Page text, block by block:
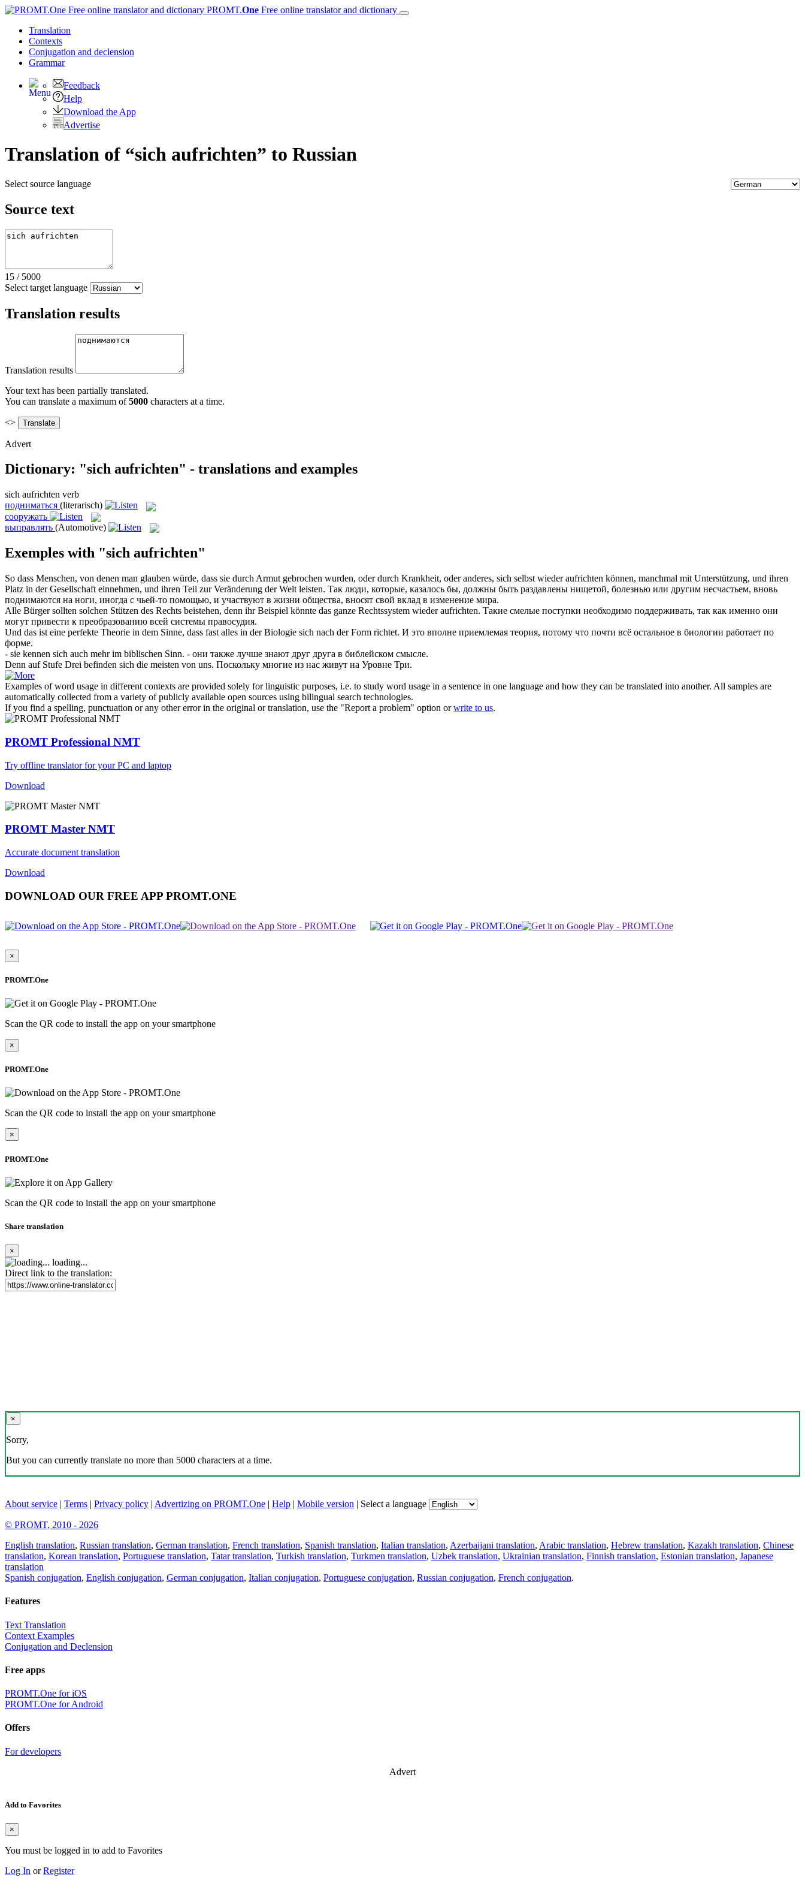
PROMT.One Free online translator and dictionary
Translation
Contexts
Conjugation and declension
Grammar
Feedback
Help
Download the App
Advertise
Translation of “sich aufrichten” to Russian
Select source language
Source text
15 / 5000
Select target language
Translation results
Translation results
Your text has been partially translated.
You can translate a maximum of5000 characters at a time.
<>
Advert
Dictionary: "sich aufrichten" - translations and examples
sich aufrichten verb
подниматься (literarisch)
сооружать
выправлять (Automotive)
Exemples with "sich aufrichten"
So dass Menschen, von denen man glauben würde, dass sie durch Armut gebrochen wurden, oder durch Krankheit, oder anderes, sich selbst wiederaufrichten können, manchmal mit Unterstützung, und ihren
Platz in der Gesellschaft einnehmen, und ihren Teil zur Veränderung der Welt leisten. Так люди, которые, казалось бы, должны быть раздавлены нищетой, болезнью или другим несчастьем, вновь
поднимаются на ноги, иногда с чьей-то помощью, и участвуют в жизни общества, вносят свой вклад в изменение мира.
Alle Bürger sollten solchen Stützen des Rechts beistehen, denn ihr Beispiel könnte das ganze Rechtssystem wiederaufrichten. Такие смелые поступки необходимо поддерживать, так как именно они
могут привести к преобразованию всей системы правосудия.
Und das ist eine perfekte Theorie in dem Sinne, dass fast alles in der Biologie sich nach der Form richtet. И это вполне приемлемая теория, потому что почти всё остальное в биологии работает по
форме.
- sie kennen sich auch mehr im biblischen Sinn. - они также лучше знают друг друга в библейском смысле.
Denn auf Stufe Drei befinden sich die meisten von uns. Поскольку многие из нас живут на Уровне Три.
Examples of word usage in different contexts are provided solely for linguistic purposes, i.e. to study word usage in a sentence in one language and how they can be translated into another. All samples are
automatically collected from a variety of publicly available open sources using bilingual search technologies.
If you find a spelling, punctuation or any other error in the original or translation, use the "Report a problem" option orwrite to us.
PROMT Professional NMT
Try offline translator for your PC and laptop
Download
PROMT Master NMT
Accurate document translation
Download
DOWNLOAD OUR FREE APP PROMT.ONE
×
PROMT.One
Scan the QR code to install the app on your smartphone
×
PROMT.One
Scan the QR code to install the app on your smartphone
×
PROMT.One
Scan the QR code to install the app on your smartphone
Share translation
×
loading...
Direct link to the translation:
×
Sorry,
But you can currently translate no more than 5000 characters at a time.
About service | Terms | Privacy policy | Advertizing on PROMT.One | Help | Mobile version | Select a language
© PROMT, 2010 - 2026
English translation, Russian translation, German translation, French translation, Spanish translation, Italian translation, Azerbaijani translation, Arabic translation, Hebrew translation, Kazakh translation, Chinese
translation, Korean translation, Portuguese translation, Tatar translation, Turkish translation, Turkmen translation, Uzbek translation, Ukrainian translation, Finnish translation, Estonian translation, Japanese
translation
Spanish conjugation, English conjugation, German conjugation, Italian conjugation, Portuguese conjugation, Russian conjugation, French conjugation.
Features
Text Translation
Context Examples
Conjugation and Declension
Free apps
PROMT.One for iOS
PROMT.One for Android
Offers
For developers
Advert
Add to Favorites
×
You must be logged in to add to Favorites
Log In orRegister